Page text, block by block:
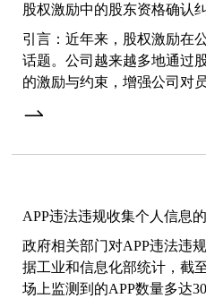
股权激励中的股东资格确认
引言：近年来，股权激励在
话题。公司越来越多地通过
的激励与约束，增强公司对
APP违法违规收集个人信息
政府相关部门对APP违法违
据工业和信息化部统计，截
场上监测到的APP数量多达